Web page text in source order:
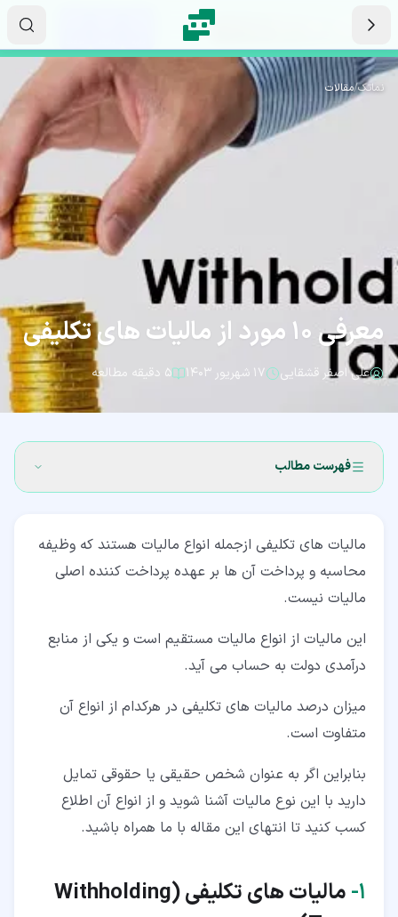
نماتک/مقالات
معرفی 10 مورد از مالیات های تکلیفی
علی اصفر قشقایی ۱۷ شهریور ۱۴۰۳ ۵ دقیقه مطالعه
فهرست مطالب
۳‏- مالیات تکلیفی حقوق
۵‏- مالیات تکلیفی حق الوکاله
۷‏- مالیات تکلیفی اشخاص حقوقی خارجی
۸‏- مالیات مؤسسات بیمه
۹‏- مالیات تکلیفی مدیران تسویه
مالیات های تکلیفی ازجمله انواع مالیات هستند که وظیفه
محاسبه و پرداخت آن ها بر عهده پرداخت کننده اصلی
مالیات نیست.
این مالیات از انواع مالیات مستقیم است و یکی از منابع
درآمدی دولت به حساب می آید.
میزان درصد مالیات های تکلیفی در هرکدام از انواع آن
متفاوت است.
بنابراین اگر به عنوان شخص حقیقی یا حقوقی تمایل
دارید با این نوع مالیات آشنا شوید و از انواع آن اطلاع
کسب کنید تا انتهای این مقاله با ما همراه باشید.
۱‏- مالیات های تکلیفی (Withholding